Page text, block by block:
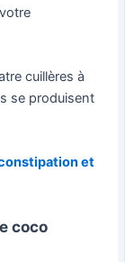
cuillères à
se produisent
et
coco